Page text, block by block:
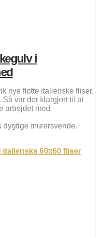
i
nye flotte italienske fliser,
var der klargjort til at
arbejdet med
murersvende.